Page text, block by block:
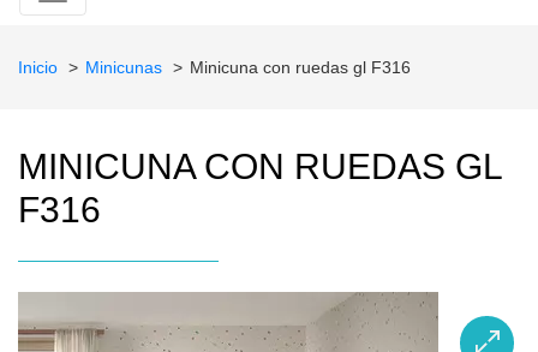
Inicio Minicunas Minicuna con ruedas gl F316
MINICUNA CON RUEDAS GL
F316